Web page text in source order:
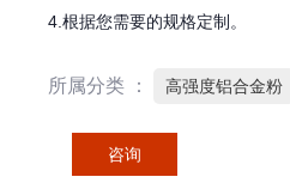
4.根据您需要的规格定制。
所属分类 ： 高强度铝合金粉
咨询